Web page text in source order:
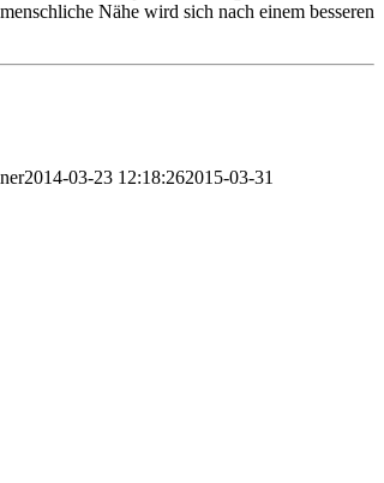
Nähe wird sich nach einem besseren
2014-03-23 12:18:262015-03-31